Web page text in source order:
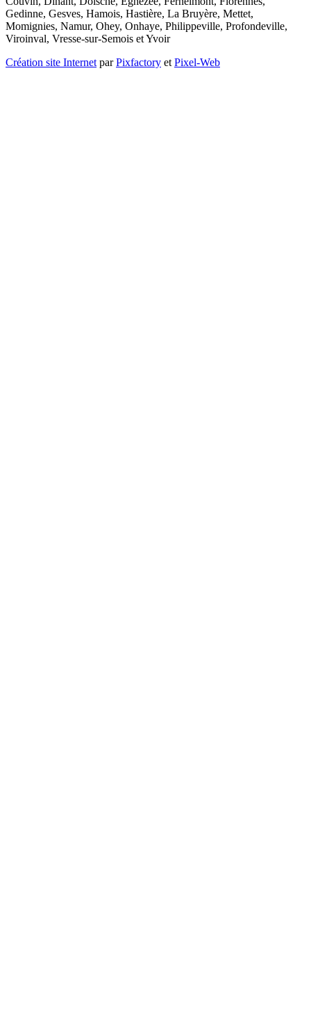
Gedinne, Gesves, Hamois, Hastière, La Bruyère, Mettet,
Momignies, Namur, Ohey, Onhaye, Philippeville, Profondeville,
Viroinval, Vresse-sur-Semois et Yvoir
Création site Internet parPixfactory et Pixel-Web